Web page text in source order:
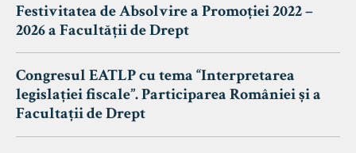
Festivitatea de Absolvire a Promoției 2022 –
2026 a Facultății de Drept
Congresul EATLP cu tema “Interpretarea
legislației fiscale”. Participarea României și a
Facultații de Drept